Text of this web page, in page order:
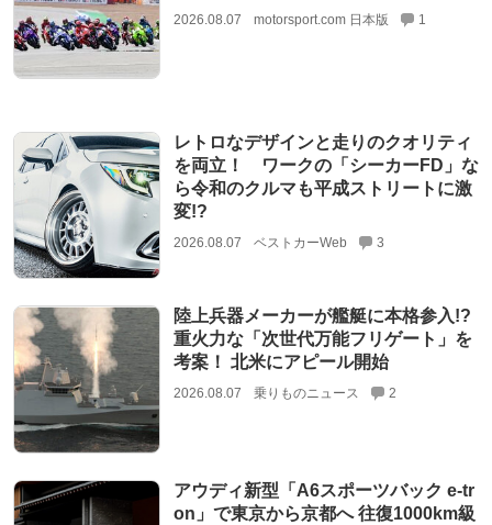
2026.08.07 motorsport.com 日本版 1
レトロなデザインと走りのクオリティ
を両立！ ワークの「シーカーFD」な
ら令和のクルマも平成ストリートに激
変!?
2026.08.07 ベストカーWeb 3
陸上兵器メーカーが艦艇に本格参入!?
重火力な「次世代万能フリゲート」を
考案！ 北米にアピール開始
2026.08.07 乗りものニュース 2
アウディ新型「A6スポーツバック e-tr
on」で東京から京都へ 往復1000km級